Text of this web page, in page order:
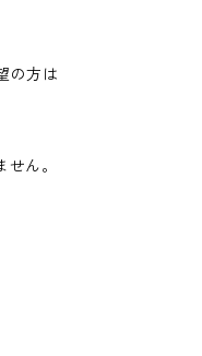
の方は
ん。